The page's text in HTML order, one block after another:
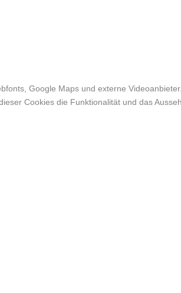
Google Maps und externe
Cookies die Funktionalität und das